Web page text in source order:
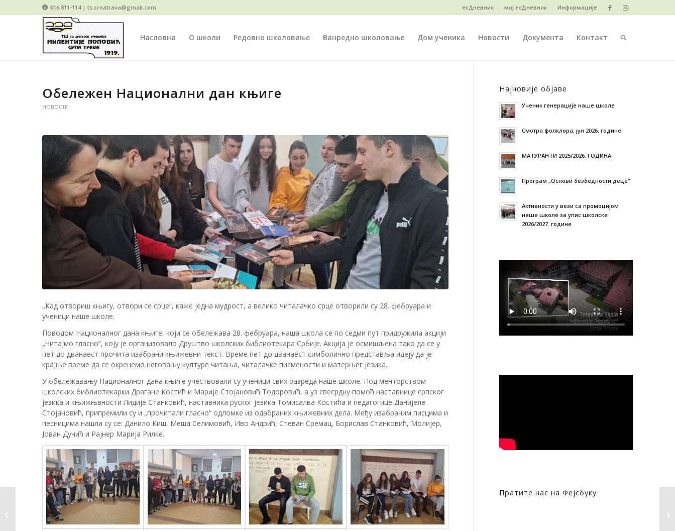
есДневник мој есДневник Информације
016 811-114 | ts.crnatrava@gmail.com
Насловна О школи Редовно школовање Ванредно школовање Дом ученика Новости Документа Контакт
Обележен Национални дан књиге
НОВОСТИ
„Кад отвориш књигу, отвори се срце“, каже једна мудрост, а велико читалачко срце отворили су 28. фебруара и
ученици наше школе.
Поводом Националног дана књиге, који се обележава 28. фебруара, наша школа се по седми пут придружила акцији
„Читајмо гласно“, коју је организовало Друштво школских библиотекара Србије. Акција је осмишљена тако да се у
пет до дванаест прочита изабрани књижевни текст. Време пет до дванаест симболично представља идеју да је
крајње време да се окренемо неговању културе читања, читалачке писмености и матерњег језика.
У обележавању Националног дана књиге учествовали су ученици свих разреда наше школе. Под менторством
школских библиотекарки Драгане Костић и Марије Стојановић Тодоровић, а уз свесрдну помоћ наставнице српског
језика и књижњвности Лидије Станковић, наставника руског језика Томисалва Костића и педагогице Данијеле
Стојановић, припремили су и „прочитали гласно“ одломке из одабраних књижевних дела. Међу изабраним писцима и
песницима нашли су се: Данило Киш, Меша Селимовић, Иво Андрић, Стеван Сремац, Борислав Станковић, Молијер,
Јован Дучић и Рајнер Марија Рилке.
Најновије објаве
Ученик генерације наше школе
Смотра фолклора, јун 2026. године
МАТУРАНТИ 2025/2026. ГОДИНА
Програм „Основи безбедности деце“
Активности у вези са промоцијом
наше школе за упис школске
2026/2027. године
Пратите нас на Фејсбуку
Хуманитарна акција
„Да Никола хода без